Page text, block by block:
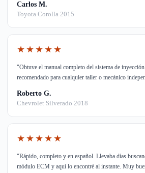
Carlos M.
Toyota Corolla 2015
★★★★★
"Obtuve el manual completo del sistema de
recomendado para cualquier taller o mecánico
Roberto G.
Chevrolet Silverado 2018
★★★★★
"Rápido, completo y en español. Llevaba días
módulo ECM y aquí lo encontré al instante. Muy